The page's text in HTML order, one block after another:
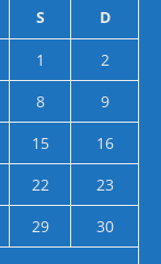
S D
1
2
8
9
15
16
22
23
29
30